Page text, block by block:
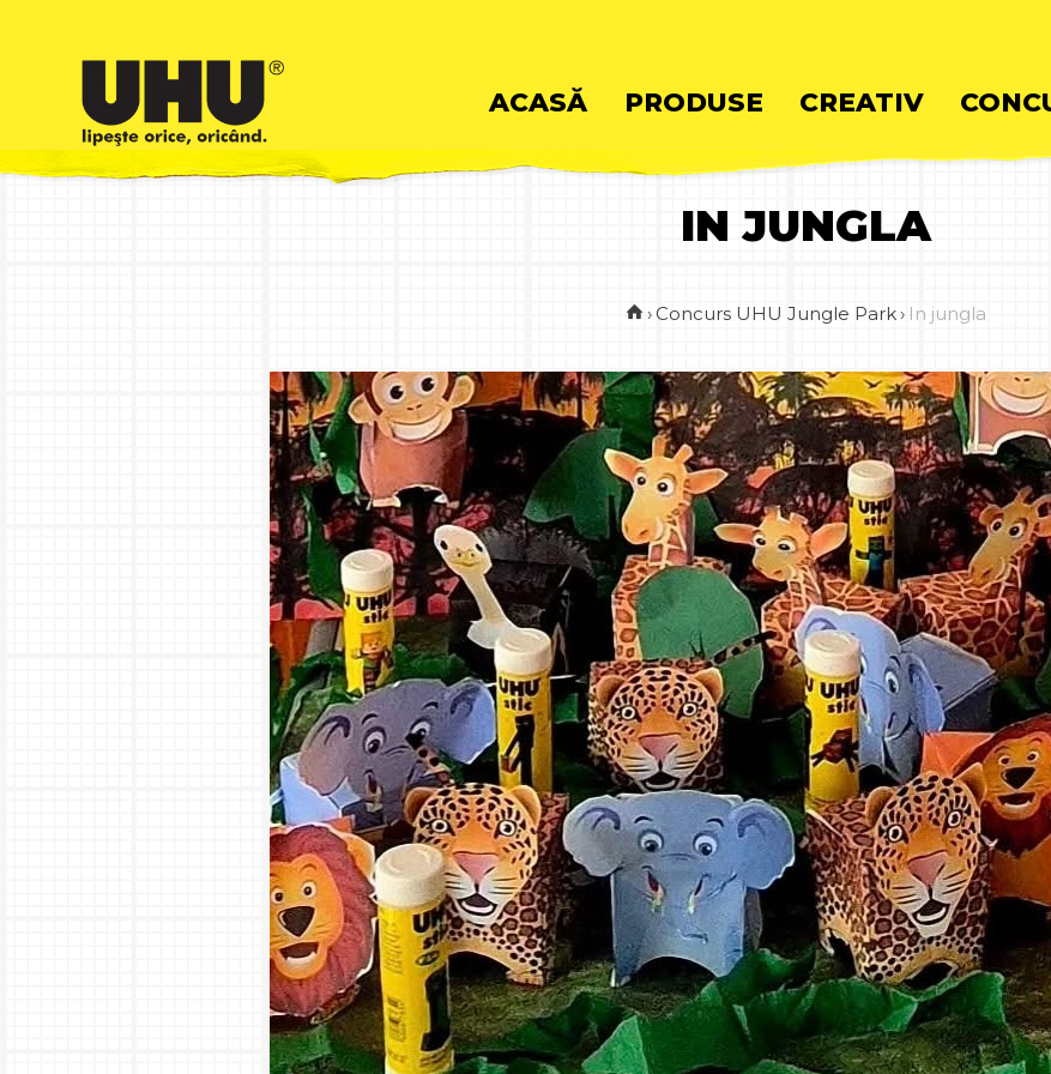
Skip
to
ACASĂ PRODUSE CREATIV
IN JUNGLA
› Concurs UHU Jungle Park › In jungla